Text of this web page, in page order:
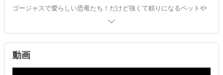
ゴージャスで愛らしい恐竜たち！だけど強くて頼りになるペットや
【詳しい説明】
はるかな未来、文明は失われて原始時代に戻った荒涼とした世界。
地上は大自然におおわれて動物たちの活気に満ち溢れています。人
類も原始的な生活でしたが幸せな日々を過ごしていました。
動画